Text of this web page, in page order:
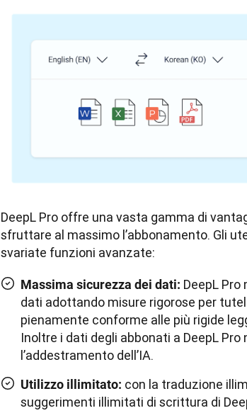
DeepL Pro offre una vasta gamma di
sfruttare al massimo l’abbonamento. Gli
svariate funzioni avanzate:
Massima sicurezza dei dati: DeepL
dati adottando misure rigorose per
pienamente conforme alle più rigide
Inoltre i dati degli abbonati a DeepL
l’addestramento dell’IA.
Utilizzo illimitato: con la traduzione
suggerimenti illimitati di scrittura di